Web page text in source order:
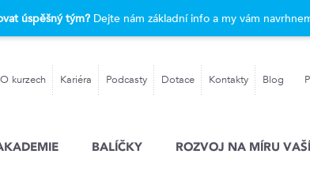
úspěšný tým?Dejte nám základní info a my vám
O kurzech Kariéra Podcasty Dotace Kontakty Blog
BALÍČKY ROZVOJ NA MÍRU